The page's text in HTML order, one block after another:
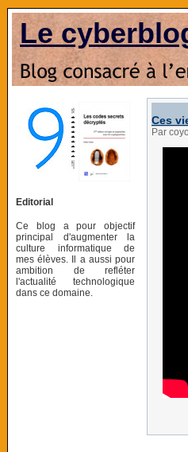
Le
Editorial
Ce blog a pour objectif
principal d'augmenter la
culture informatique de
mes élèves. Il a aussi pour
ambition de refléter
l'actualité technologique
dans ce domaine.
Ces
Par